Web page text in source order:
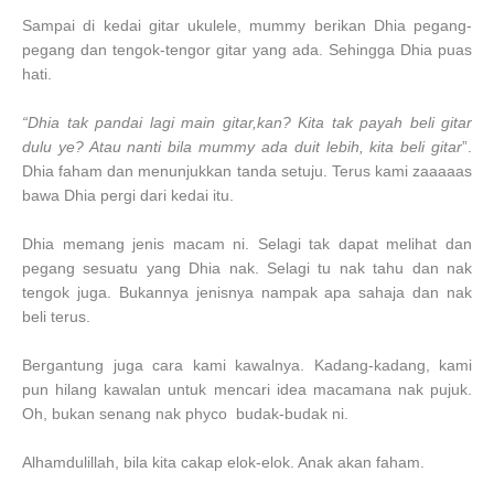
Sampai di kedai gitar ukulele, mummy berikan Dhia pegang-
pegang dan tengok-tengor gitar yang ada. Sehingga Dhia puas
hati.
“Dhia tak pandai lagi main gitar,kan? Kita tak payah beli gitar
dulu ye? Atau nanti bila mummy ada duit lebih, kita beli gitar”.
Dhia faham dan menunjukkan tanda setuju. Terus kami zaaaaas
bawa Dhia pergi dari kedai itu.
Dhia memang jenis macam ni. Selagi tak dapat melihat dan
pegang sesuatu yang Dhia nak. Selagi tu nak tahu dan nak
tengok juga. Bukannya jenisnya nampak apa sahaja dan nak
beli terus.
Bergantung juga cara kami kawalnya. Kadang-kadang, kami
pun hilang kawalan untuk mencari idea macamana nak pujuk.
Oh, bukan senang nak phyco budak-budak ni.
Alhamdulillah, bila kita cakap elok-elok. Anak akan faham.